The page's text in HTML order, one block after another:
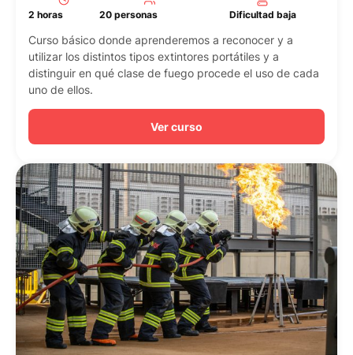
2 horas 20 personas Dificultad baja
Curso básico donde aprenderemos a reconocer y a
utilizar los distintos tipos extintores portátiles y a
distinguir en qué clase de fuego procede el uso de cada
uno de ellos.
Ver curso